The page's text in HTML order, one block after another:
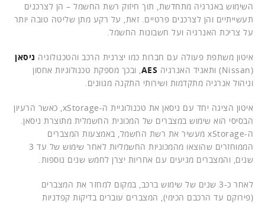
השימוש באנרגיה מתחדשת, תוך חיזוק רשת החשמל – הן לצרכנים
תעשייתיים והן לצרכנים פרטיים. זאת, על רקע מתן שליטה טובה יותר
על צריכת האנרגיה ועל חשבונות החשמל.
איטון משתפת פעולה עם חברות כמו יצרנית הרכב והטכנולוגיה ניסאן
(Nissan) ותאגיד האנרגיה
AES, ובכך מספקת טכנולוגיות אחסון
וניהול אנרגיה מתקדמות ושירותי התקנה מגוונים.
איטון הציגה יחד עם ניסאן את טכנולוגיית ה-xStorage, כאשר הרעיון
הבסיסי הוא שימוש במצברים של המכונית החשמלית מתוצרת ניסאן.
ה-xStorage מעשיר את רשת החשמל, באמצעות המצברים
הממוחזרים שהוצאו מהמכוניות החשמליות לאחר שימוש של עד 3
שנים, והמצברים מגיעים עם אחריות יצרן לחמש שנים נוספות.
לאחר כ-3 שנים של שימוש ברכב, במקום למחזר את המצברים
(פירוקם עד הרכבם הכימי), המצברים עוברים בדיקות קפדניות